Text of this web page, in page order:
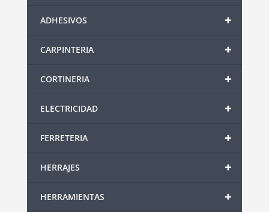
+
ADHESIVOS
+
CARPINTERIA
+
CORTINERIA
+
ELECTRICIDAD
+
FERRETERIA
+
HERRAJES
+
HERRAMIENTAS